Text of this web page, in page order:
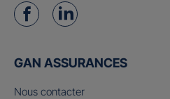
GAN ASSURANCES
Nous contacter